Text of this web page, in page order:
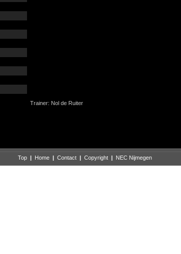
Trainer: Nol de Ruiter
Top | Home | Contact | Copyright | NEC Nijmegen